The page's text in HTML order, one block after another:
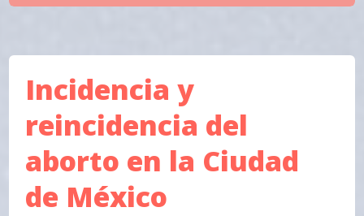
Incidencia y
reincidencia del
aborto en la Ciudad
de México